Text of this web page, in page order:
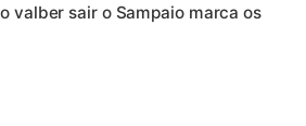
valber sair o Sampaio marca os